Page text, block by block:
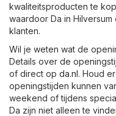
kwaliteitsproducten te
waardoor Da in
klanten.
Wil je weten wat de
Details over de
of direct op da.nl. Houd
openingstijden kunnen
weekend of tijdens
Da zijn niet alleen te